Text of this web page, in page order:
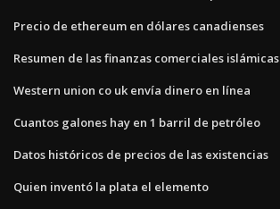
Precio de ethereum en dólares canadienses
Resumen de las finanzas comerciales islámicas
Western union co uk envía dinero en línea
Cuantos galones hay en 1 barril de petróleo
Datos históricos de precios de las existencias
Quien inventó la plata el elemento